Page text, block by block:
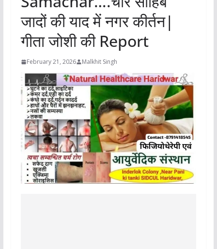
जादों की याद में नगर कीर्तन|
गीता जोशी की Report
February 21, 2026 Malkhit Singh